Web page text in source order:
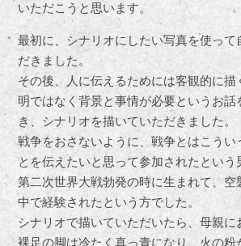
いただこうと思います。
最初に、シナリオにしたい写真を使って
だきました。
その後、人に伝えるためには客観的に描
明ではなく背景と事情が必要というお話
き、シナリオを描いていただきました。
戦争をおさないように、戦争とはこうい
とを伝えたいと思って参加されたという
第二次世界大戦勃発の時に生まれて、空
中で経験されたという方でした。
シナリオで描いていただいたら、母親に
裸足の脚は冷たく真っ青になり、火の粉